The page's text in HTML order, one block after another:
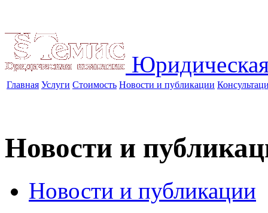
Главная Услуги Стоимость Новости и публикации
Новости и
Новости и публикации